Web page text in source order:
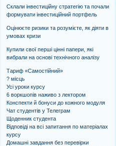
Склали інвестиційну стратегію та почали
формувати інвестиційний портфель
Оцінюєте ризики та розумієте, як діяти в
умовах кризи
Купили свої перші цінні папери, які
вибрали на основі технічного аналізу
Тариф «Самостійний»
? місць
Усі уроки курсу
6 воркшопів наживо з лектором
Конспекти й бонуси до кожного модуля
Чат студентів у Телеграм
Щоденник студента
Відповіді на всі запитання по матеріалах
курсу
Домашні завдання без перевірки